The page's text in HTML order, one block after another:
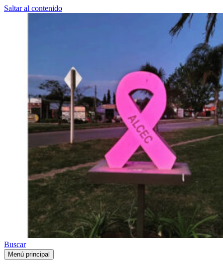
Saltar al contenido
Buscar
Menú principal